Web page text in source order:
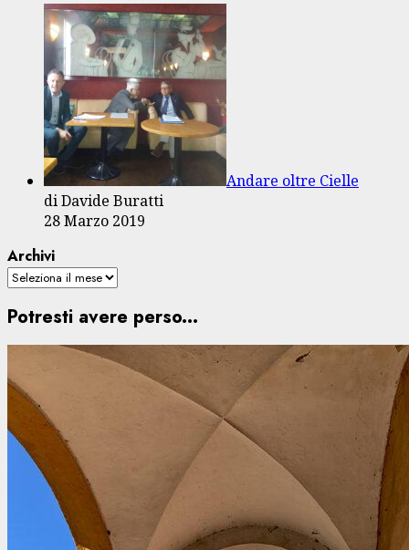
Andare oltre Cielle
di Davide Buratti
28 Marzo 2019
Archivi
Potresti avere perso...